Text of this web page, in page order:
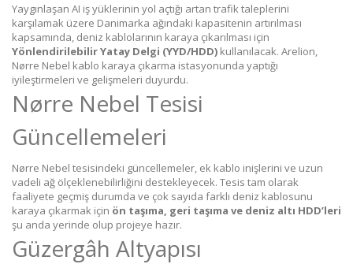
Yaygınlaşan AI iş yüklerinin yol açtığı artan trafik taleplerini
karşılamak üzere Danimarka ağındaki kapasitenin artırılması
kapsamında, deniz kablolarının karaya çıkarılması için
Yönlendirilebilir Yatay Delgi (YYD/HDD) kullanılacak. Arelion,
Nørre Nebel kablo karaya çıkarma istasyonunda yaptığı
iyileştirmeleri ve gelişmeleri duyurdu.
Nørre Nebel Tesisi
Güncellemeleri
Nørre Nebel tesisindeki güncellemeler, ek kablo inişlerini ve uzun
vadeli ağ ölçeklenebilirliğini destekleyecek. Tesis tam olarak
faaliyete geçmiş durumda ve çok sayıda farklı deniz kablosunu
karaya çıkarmak için ön taşıma, geri taşıma ve deniz altı HDD’leri
şu anda yerinde olup projeye hazır.
Güzergâh Altyapısı